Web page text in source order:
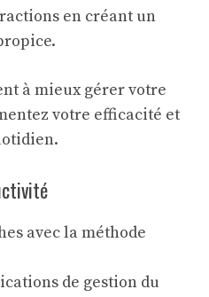
en créant un
à mieux gérer votre
votre efficacité et
avec la méthode
de gestion du